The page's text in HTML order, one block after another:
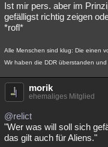
Ist mir pers. aber im
gefälligst richtig zeigen
*rofl*
Alle Menschen sind klug: Die einen
Wir haben die DDR überstanden
morik
ehemaliges Mitglied
@relict
"Wer was will soll sich
das gilt auch für Aliens."